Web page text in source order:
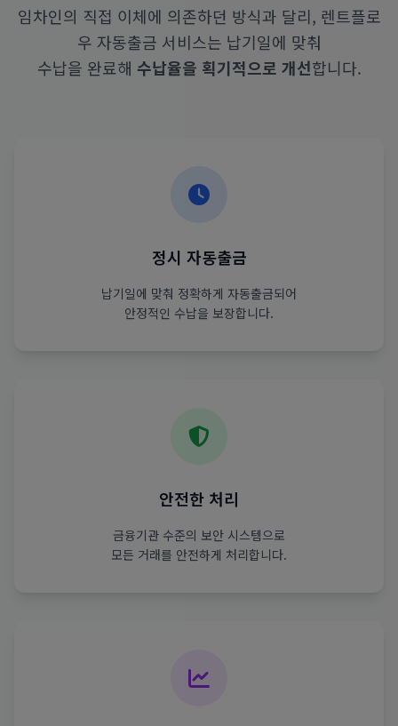
임차인의 직접 이체에 의존하던 방식과 달리, 렌트플로
우 자동출금 서비스는 납기일에 맞춰
수납을 완료해 수납율을 획기적으로 개선합니다.
정시 자동출금
납기일에 맞춰 정확하게 자동출금되어
안정적인 수납을 보장합니다.
안전한 처리
금융기관 수준의 보안 시스템으로
모든 거래를 안전하게 처리합니다.